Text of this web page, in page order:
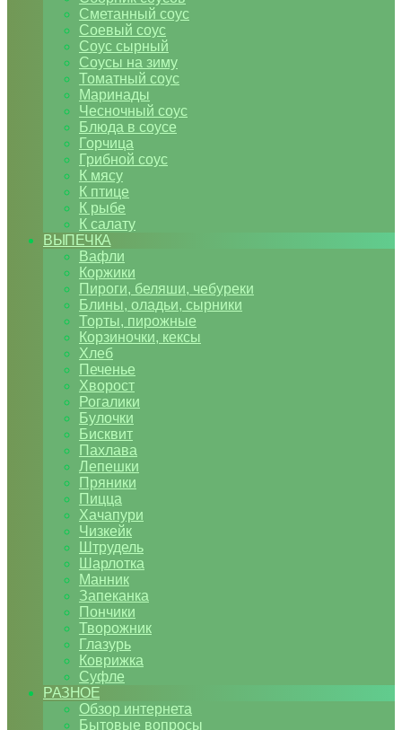
Сметанный соус
Соевый соус
Соус сырный
Соусы на зиму
Томатный соус
Маринады
Чесночный соус
Блюда в соусе
Горчица
Грибной соус
К мясу
К птице
К рыбе
К салату
ВЫПЕЧКА
Вафли
Коржики
Пироги, беляши, чебуреки
Блины, оладьи, сырники
Торты, пирожные
Корзиночки, кексы
Хлеб
Печенье
Хворост
Рогалики
Булочки
Бисквит
Пахлава
Лепешки
Пряники
Пицца
Хачапури
Чизкейк
Штрудель
Шарлотка
Манник
Запеканка
Пончики
Творожник
Глазурь
Коврижка
Суфле
РАЗНОЕ
Обзор интернета
Бытовые вопросы